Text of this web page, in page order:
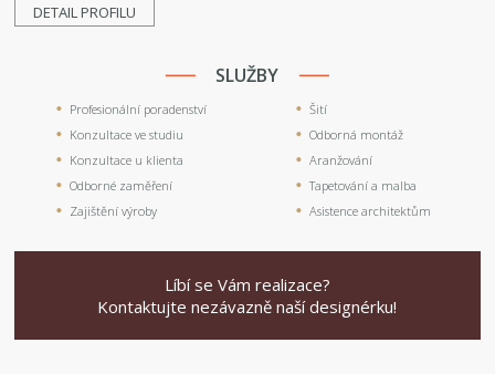
DETAIL PROFILU
SLUŽBY
Profesionální poradenství
Konzultace ve studiu
Konzultace u klienta
Odborné zaměření
Zajištění výroby
Šití
Odborná montáž
Aranžování
Tapetování a malba
Asistence architektům
Líbí se Vám realizace?
Kontaktujte nezávazně naší designérku!